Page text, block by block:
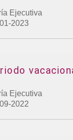
Ejecutiva
2023
Ejecutiva
2022